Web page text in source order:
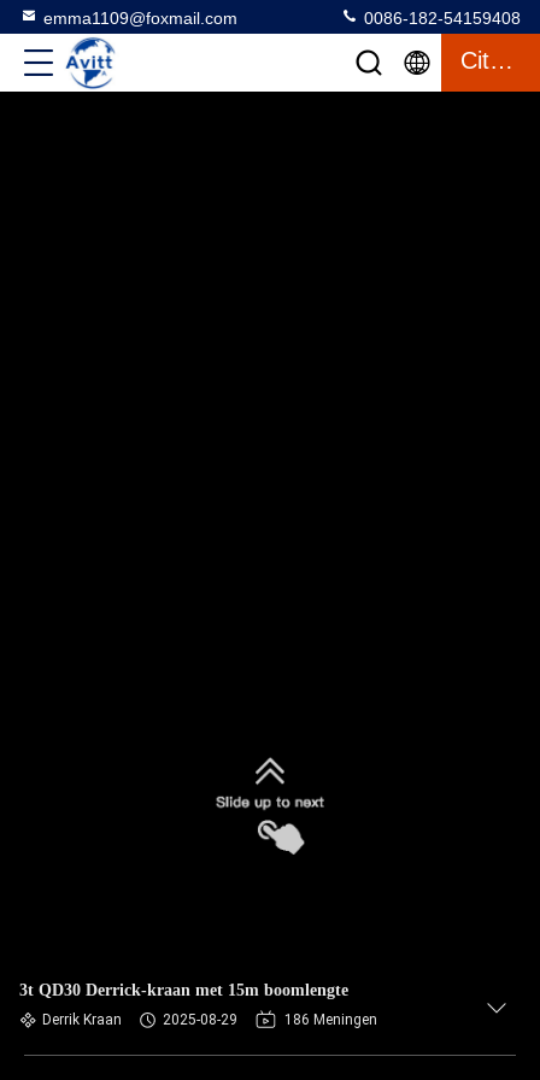
emma1109@foxmail.com 0086-182-54159408
Citaat
3t QD30 Derrick-kraan met 15m boomlengte
Derrik Kraan 2025-08-29 186 Meningen